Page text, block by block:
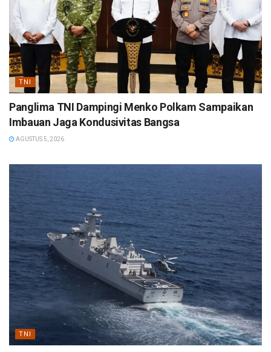
TNI
Panglima TNI Dampingi Menko Polkam Sampaikan
Imbauan Jaga Kondusivitas Bangsa
AGUSTUS 5, 2026
TNI